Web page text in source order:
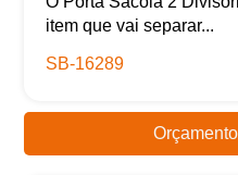
item que vai separar...
SB-16289